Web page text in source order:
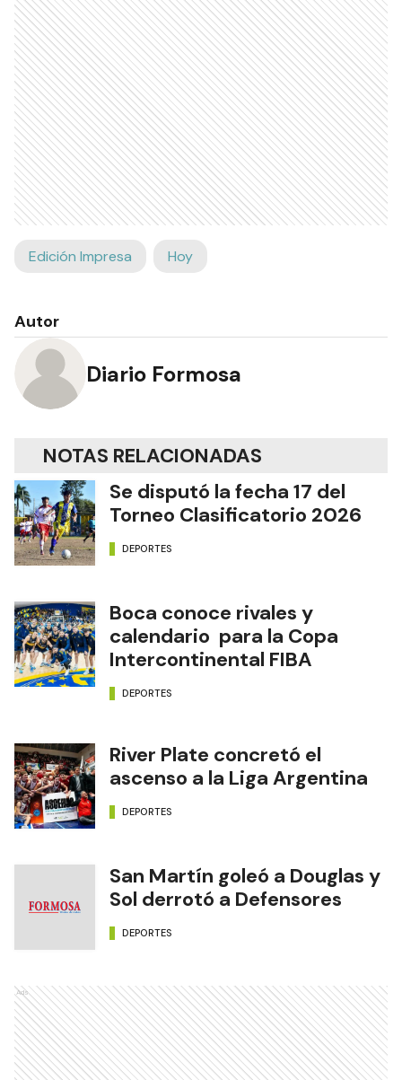
Edición Impresa Hoy
Autor
Diario Formosa
NOTAS RELACIONADAS
Se disputó la fecha 17 del
Torneo Clasificatorio 2026
DEPORTES
Boca conoce rivales y
calendario para la Copa
Intercontinental FIBA
DEPORTES
River Plate concretó el
ascenso a la Liga Argentina
DEPORTES
San Martín goleó a Douglas y
Sol derrotó a Defensores
DEPORTES
Ads